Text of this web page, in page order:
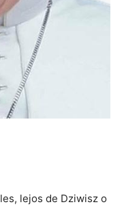
lejos de Dziwisz o